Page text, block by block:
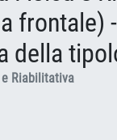
frontale)
della
Riabilitativa